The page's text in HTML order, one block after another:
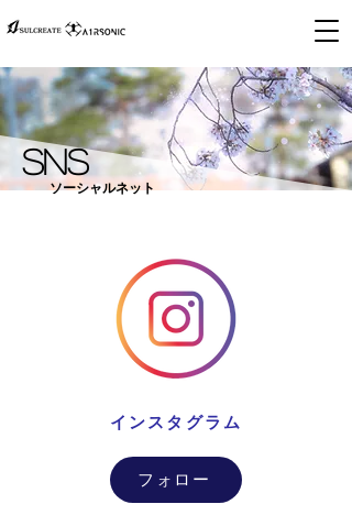
SNS​
ソーシャルネット
​インスタグラム
フォロー